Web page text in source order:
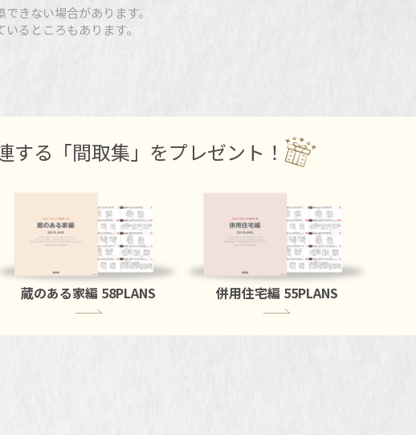
きない場合があります。
るところもあります。
する 「間取集」をプレゼント！
蔵のある家編 58PLANS 併用住宅編 55PLANS